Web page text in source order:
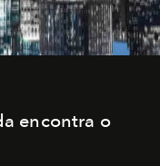
encontra o